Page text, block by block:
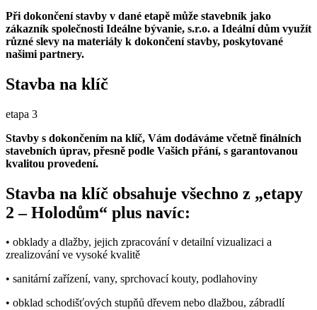
Při dokončení stavby v dané etapě může stavebník jako
zákazník společnosti Ideálne bývanie, s.r.o. a Ideální dům využít
různé slevy na materiály k dokončení stavby, poskytované
našimi partnery.
Stavba na klíč
etapa 3
Stavby s dokončením na klíč, Vám dodáváme včetně finálních
stavebních úprav, přesně podle Vašich přání, s garantovanou
kvalitou provedení.
Stavba na klíč obsahuje všechno z „etapy
2 – Holodům“ plus navíc:
• obklady a dlažby, jejich zpracování v detailní vizualizaci a
zrealizování ve vysoké kvalitě
• sanitární zařízení, vany, sprchovací kouty, podlahoviny
• obklad schodišťových stupňů dřevem nebo dlažbou, zábradlí